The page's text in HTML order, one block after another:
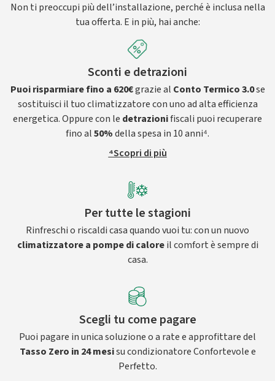
Non ti preoccupi più dell’installazione, perché è inclusa nella
tua offerta. E in più, hai anche:
Sconti e detrazioni
Puoi risparmiare fino a 620€grazie al Conto Termico 3.0se
sostituisci il tuo climatizzatore con uno ad alta efficienza
energetica. Oppure con le detrazionifiscali puoi recuperare
fino al50%della spesa in 10 anni⁴.
⁴Scopri di più
Per tutte le stagioni
Rinfreschi o riscaldi casa quando vuoi tu: con un nuovo
climatizzatore a pompe di caloreil comfort è sempre di
casa.
Scegli tu come pagare
Puoi pagare in unica soluzione o a rate e approfittare del
Tasso Zero in 24 mesisu condizionatore Confortevole e
Perfetto.